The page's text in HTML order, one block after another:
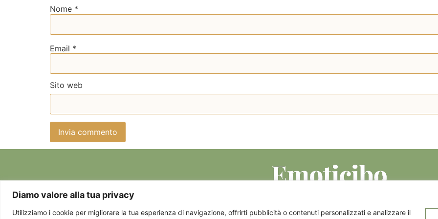
Diamo valore alla tua privacy
Utilizziamo i cookie per migliorare la tua esperienza di navigazione, offrirti pubblicità o contenuti personalizzati e analizzare il
Nome *
Email *
Sito web